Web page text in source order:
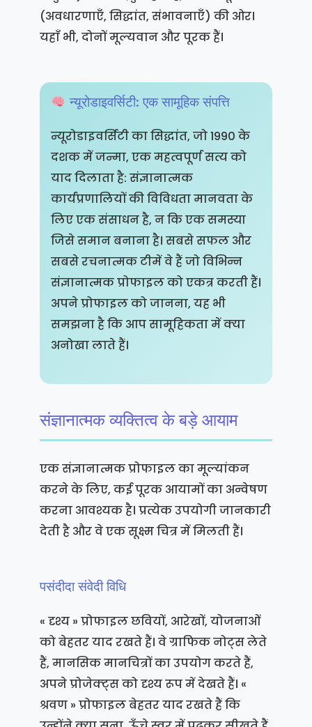
(अवधारणाएँ, सिद्धांत, संभावनाएँ) की ओर।
यहाँ भी, दोनों मूल्यवान और पूरक हैं।
न्यूरोडाइवर्सिटी: एक सामूहिक संपत्ति
न्यूरोडाइवर्सिटी का सिद्धांत, जो 1990 के
दशक में जन्मा, एक महत्वपूर्ण सत्य को
याद दिलाता है: संज्ञानात्मक
कार्यप्रणालियों की विविधता मानवता के
लिए एक संसाधन है, न कि एक समस्या
जिसे समान बनाना है। सबसे सफल और
सबसे रचनात्मक टीमें वे हैं जो विभिन्न
संज्ञानात्मक प्रोफाइल को एकत्र करती हैं।
अपने प्रोफाइल को जानना, यह भी
समझना है कि आप सामूहिकता में क्या
अनोखा लाते हैं।
संज्ञानात्मक व्यक्तित्व के बड़े आयाम
एक संज्ञानात्मक प्रोफाइल का मूल्यांकन
करने के लिए, कई पूरक आयामों का अन्वेषण
करना आवश्यक है। प्रत्येक उपयोगी जानकारी
देती है और वे एक सूक्ष्म चित्र में मिलती हैं।
पसंदीदा संवेदी विधि
« दृश्य » प्रोफाइल छवियों, आरेखों, योजनाओं
को बेहतर याद रखते हैं। वे ग्राफिक नोट्स लेते
हैं, मानसिक मानचित्रों का उपयोग करते हैं,
अपने प्रोजेक्ट्स को दृश्य रूप में देखते हैं। «
श्रवण » प्रोफाइल बेहतर याद रखते हैं कि